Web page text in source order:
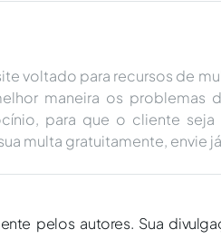
voltado para recursos de
maneira os problemas
para que o cliente
multa gratuitamente, envie
pelos autores. Sua